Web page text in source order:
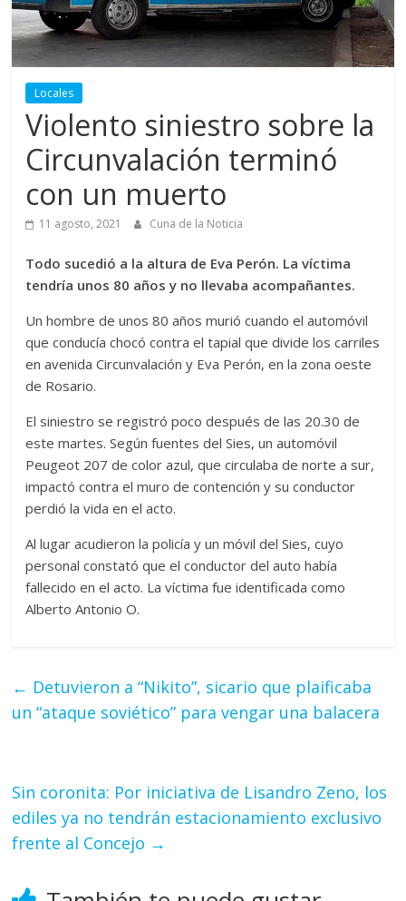
Locales
Violento siniestro sobre la
Circunvalación terminó
con un muerto
11 agosto, 2021 Cuna de la Noticia
Todo sucedió a la altura de Eva Perón. La víctima
tendría unos 80 años y no llevaba acompañantes.
Un hombre de unos 80 años murió cuando el automóvil
que conducía chocó contra el tapial que divide los carriles
en avenida Circunvalación y Eva Perón, en la zona oeste
de Rosario.
El siniestro se registró poco después de las 20.30 de
este martes. Según fuentes del Sies, un automóvil
Peugeot 207 de color azul, que circulaba de norte a sur,
impactó contra el muro de contención y su conductor
perdió la vida en el acto.
Al lugar acudieron la policía y un móvil del Sies, cuyo
personal constató que el conductor del auto había
fallecido en el acto. La víctima fue identificada como
Alberto Antonio O.
← Detuvieron a “Nikito”, sicario que plaificaba
un “ataque soviético” para vengar una balacera
Sin coronita: Por iniciativa de Lisandro Zeno, los
ediles ya no tendrán estacionamiento exclusivo
frente al Concejo →